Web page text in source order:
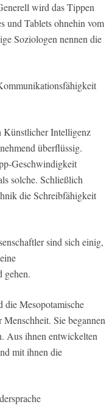
wird das Tippen
und Tablets ohnehin vom
Soziologen nennen die
Künstlicher Intelligenz
überflüssig.
Geschwindigkeit
solche. Schließlich
die Schreibfähigkeit
sind sich einig,
gehen.
die Mesopotamische
Sie begannen
Aus ihnen entwickelten
mit ihnen die